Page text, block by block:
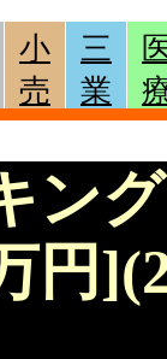
小
売
三
業
ン
円